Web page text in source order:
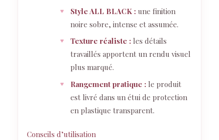
Style ALL BLACK :une finition
noire sobre, intense et assumée.
Texture réaliste :les détails
travaillés apportent un rendu visuel
plus marqué.
Rangement pratique :le produit
est livré dans un étui de protection
en plastique transparent.
Conseils d’utilisation